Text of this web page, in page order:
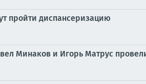
пройти диспансеризацию
Минаков и Игорь Матрус